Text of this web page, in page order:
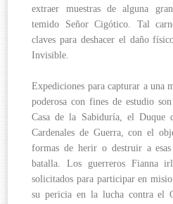
extraer muestras de alguna
temido Señor Cigótico. Tal
claves para deshacer el daño
Invisible.
Expediciones para capturar a una
poderosa con fines de estudio
Casa de la Sabiduría, el
Cardenales de Guerra, con el
formas de herir o destruir a
batalla. Los guerreros Fianna
solicitados para participar en
su pericia en la lucha contra el